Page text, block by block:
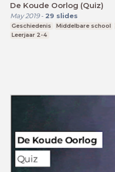
De Koude Oorlog (Quiz)
May 2019- 29 slides
Geschiedenis Middelbare school
Leerjaar 2-4